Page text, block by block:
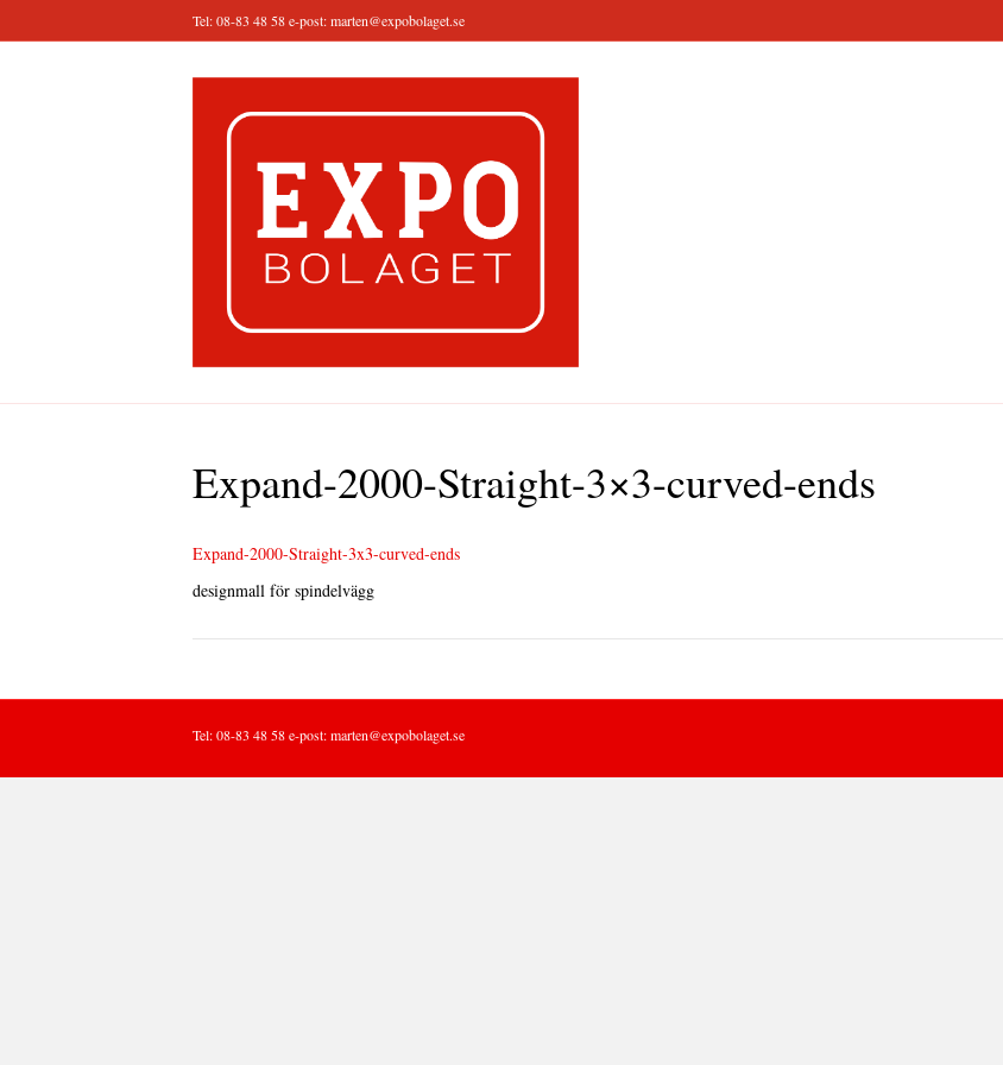
Tel: 08-83 48 58 e-post:marten@expobolaget.se
Expand-2000-Straight-3×3-curved-ends
Expand-2000-Straight-3x3-curved-ends
designmall för spindelvägg
Tel: 08-83 48 58 e-post:marten@expobolaget.se